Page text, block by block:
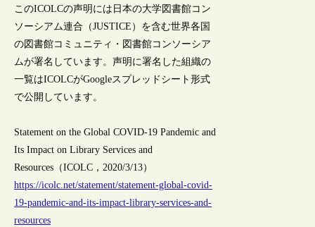
このICOLCの声明には日本の大学図書館コン
ソーシアム連合（JUSTICE）を含む世界各国
の図書館コミュニティ・図書館コンソーシア
ムが署名しています。声明に署名した組織の
一覧はICOLCがGoogleスプレッドシート形式
で公開しています。
Statement on the Global COVID-19 Pandemic and
Its Impact on Library Services and
Resources（ICOLC，2020/3/13）
https://icolc.net/statement/statement-global-covid-
19-pandemic-and-its-impact-library-services-and-
resources